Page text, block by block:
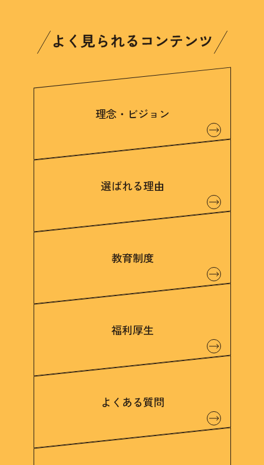
よく見られるコンテンツ
理念・ビジョン
選ばれる理由
教育制度
福利厚生
よくある質問